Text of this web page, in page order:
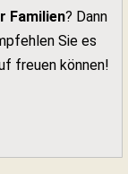
Familien? Dann
Sie es
freuen können!